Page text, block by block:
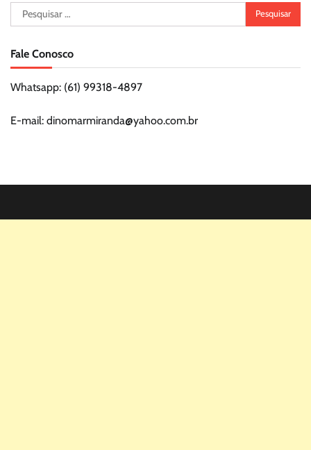
Pesquisar
por:
Fale Conosco
Whatsapp: (61) 99318-4897
E-mail: dinomarmiranda@yahoo.com.br